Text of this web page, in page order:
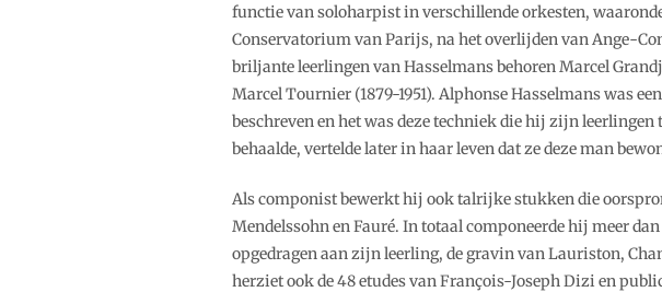
functie van soloharpist in verschillende orkesten,
Conservatorium van Parijs, na het overlijden van Ange-
briljante leerlingen van Hasselmans behoren Marcel
Marcel Tournier (1879-1951). Alphonse Hasselmans was
beschreven en het was deze techniek die hij zijn
behaalde, vertelde later in haar leven dat ze deze man
Als componist bewerkt hij ook talrijke stukken die
Mendelssohn en Fauré. In totaal componeerde hij meer
opgedragen aan zijn leerling, de gravin van Lauriston,
herziet ook de 48 etudes van François-Joseph Dizi en